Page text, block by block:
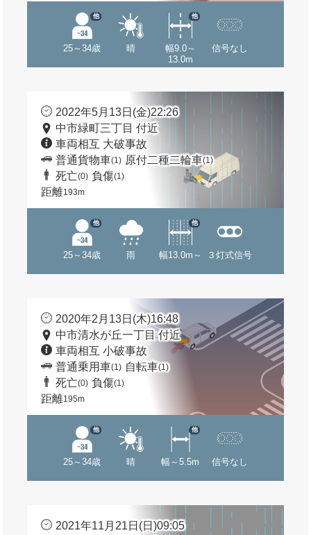
25～34歳
他
晴
幅9.0～
13.0m
他
信号なし
2022年5月13日(金)22:26
中市緑町三丁目 付近
車両相互 大破事故
普通貨物車(1) 原付二種二輪車(1)
死亡(0) 負傷(1)
距離193m
25～34歳
他
雨 幅13.0m～
他
３灯式信号
2020年2月13日(木)16:48
中市清水が丘一丁目 付近
車両相互 小破事故
普通乗用車(1) 自転車(1)
死亡(0) 負傷(1)
距離195m
25～34歳
他
晴 幅～5.5m
他
信号なし
2021年11月21日(日)09:05